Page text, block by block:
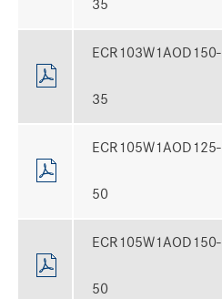
35
ECR103W1AOD150-
35
ECR105W1AOD125-
50
ECR105W1AOD150-
50